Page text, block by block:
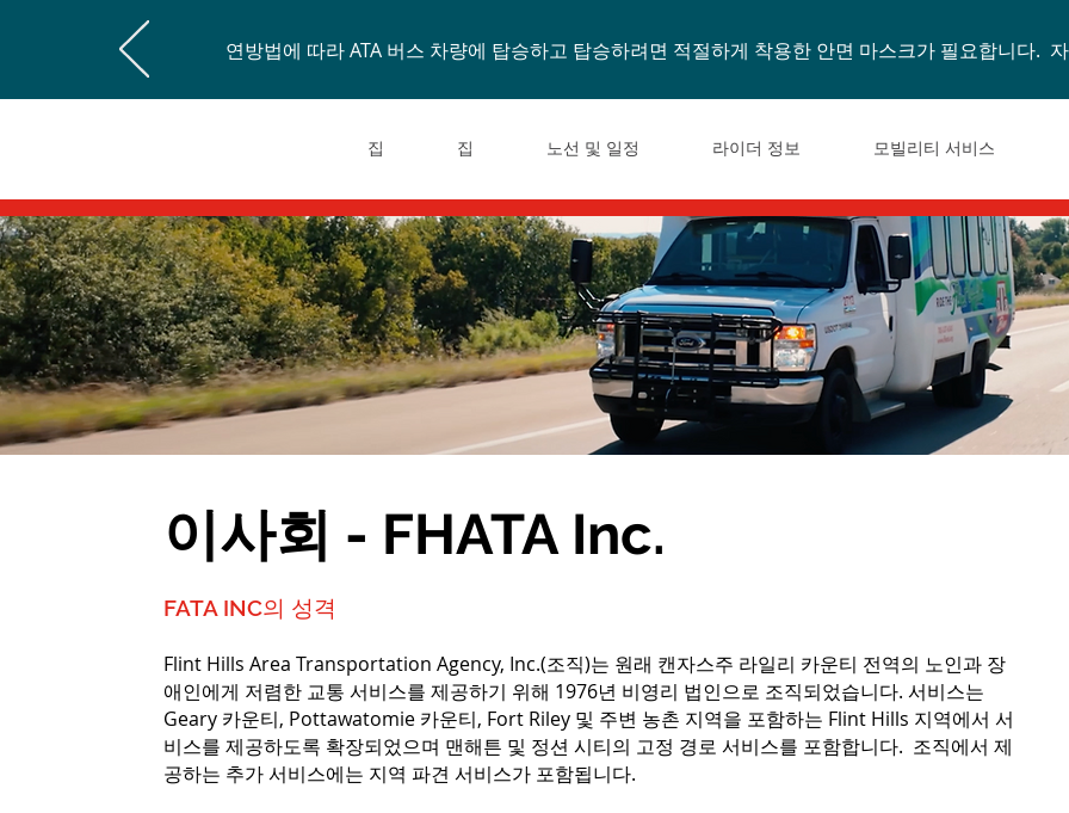
연방법에 따라 ATA 버스 차량에 탑승하고 탑승하려면 적절하게 착용한 안면 마스크가 필요합니다.
집 집 노선 및 일정 라이더 정보 모빌리티 서비스
이사회 - FHATA Inc.
FATA INC의 성격
Flint Hills Area Transportation Agency, Inc.(조직)는 원래 캔자스주 라일리 카운티 전역의 노인과 장
애인에게 저렴한 교통 서비스를 제공하기 위해 1976년 비영리 법인으로 조직되었습니다. 서비스는
Geary 카운티, Pottawatomie 카운티, Fort Riley 및 주변 농촌 지역을 포함하는 Flint Hills 지역에서 서
비스를 제공하도록 확장되었으며 맨해튼 및 정션 시티의 고정 경로 서비스를 포함합니다. 조직에서 제
공하는 추가 서비스에는 지역 파견 서비스가 포함됩니다.